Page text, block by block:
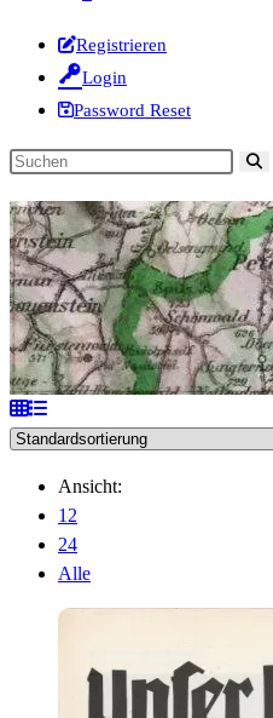
Registrieren
Login
Password Reset
Diese
durchsuchen
Ansicht:
12
24
Alle